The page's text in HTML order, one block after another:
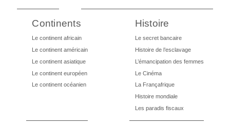
Continents
Le continent africain
Le continent américain
Le continent asiatique
Le continent européen
Le continent océanien
Histoire
Le secret bancaire
Histoire de l’esclavage
L’émancipation des femmes
Le Cinéma
La Françafrique
Histoire mondiale
Les paradis fiscaux